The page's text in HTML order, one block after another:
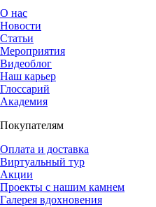
О нас
Новости
Статьи
Мероприятия
Видеоблог
Наш карьер
Глоссарий
Академия
Покупателям
Оплата и доставка
Виртуальный тур
Акции
Проекты с нашим камнем
Галерея вдохновения